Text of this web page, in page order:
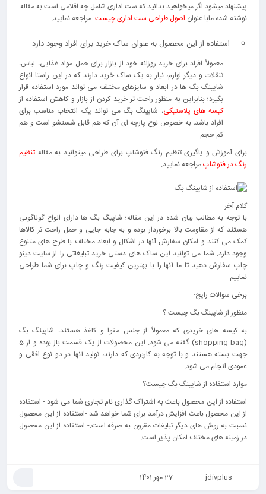
پیشنهاد میشود اگر میخواهید بدانید که ست اداری شامل چه اقلامی است به مقاله
نوشته شده مابا عنوان اصول طراحی ست اداری چیست مراجعه نمایید.
استفاده از این محصول به عنوان ساک خرید برای افراد وجود دارد.
معمولاً افراد برای خرید روزانه خود از بازار برای حمل مواد غذایی، لباس،
تنقلات و دیگر لوازم، نیاز به یک ساک خرید دارند که در این راستا انواع
شاپینگ بگ ها در ابعاد و سایزهای مختلف می تواند مورد استفاده قرار
بگیرد؛ بنابراین به منظور راحت تر خرید کردن از بازار و کاهش استفاده از
کیسه های پلاستیکی، شاپینگ بگ می تواند یک انتخاب مناسب برای
افراد باشد، به خصوص نوع پارچه ای آن که هم قابل شستشو است و هم
کم حجم.
برای آموزش و یاگیری تنظیم رنگ فتوشاپ برای طراحی میتوانید به مقاله تنظیم
رنگ در فتوشاپمراجعه نمایید.
کلام آخر
با توجه به مطالب بیان شده در این مقاله؛ شاپیگ بگ ها دارای انواع گوناگونی
هستند که از مقاومت بالا برخوردار بوده و به جابه جایی و حمل راحت تر کالاها
کمک می کنند و امکان سفارش آنها در اشکال و ابعاد مختلف با طرح های متنوع
وجود دارد. شما می توانید این ساک های دستی خرید تبلیغاتی را از سایت دینو
چاپ سفارش دهید تا ما آنها را با بهترین کیفیت رنگ و چاپ برای شما طراحی
نماییم
برخی سوالات رایج:
منظور از شاپینگ بگ چیست ؟
به کیسه های خریدی که معمولاً از جنس مقوا و کاغذ هستند، شاپینگ بگ
(shopping bag) گفته می شود. این محصولات از یک قسمت باز بوده و از 5
جهت بسته هستند و با توجه به کاربردی که دارند، تولید آنها در دو نوع افقی و
عمودی انجام می شود.
موارد استفاده از شاپینگ بگ چیست؟
استفاده از این محصول باعث به اشتراک گذاری نام تجاری شما می شود.- استفاده
از این محصول باعث افزایش درآمد برای شما خواهد شد.-استفاده از این محصول
نسبت به روش های دیگر تبلیغات مقرون به صرفه است.- استفاده از این محصول
در زمینه های مختلف امکان پذیر است.
jdivplus 27 مهر 1401